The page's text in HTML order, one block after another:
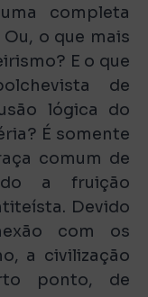
completa
o que mais
E o que
de
lógica do
É somente
comum de
a fruição
Devido
com os
a civilização
ponto, de